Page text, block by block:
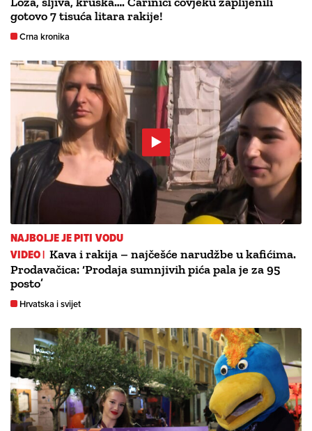
gotovo 7 tisuća litara rakije!
Crna kronika
NAJBOLJE JE PITI VODU
VIDEO | Kava i rakija – najčešće narudžbe u kafićima.
Prodavačica: ‘Prodaja sumnjivih pića pala je za 95
posto’
Hrvatska i svijet